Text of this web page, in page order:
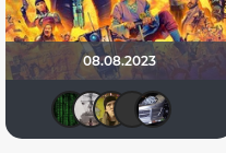
08.08.2023
Matrix